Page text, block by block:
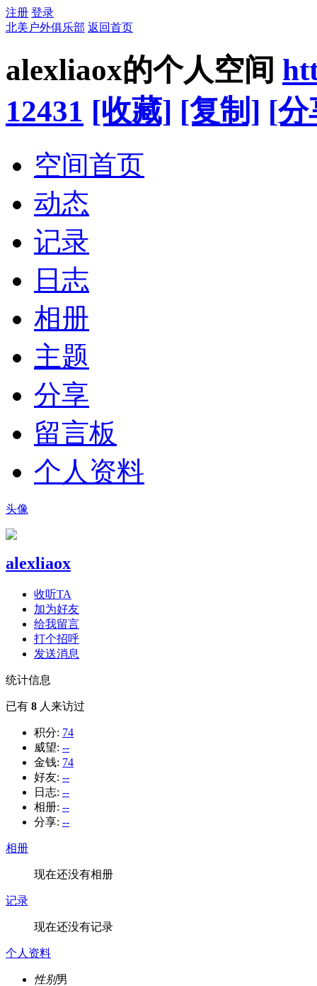
注册 登录
北美户外俱乐部 返回首页
alexliaox的个人空间
12431 [收藏] [复制] [分
空间首页
动态
记录
日志
相册
主题
分享
留言板
个人资料
头像
alexliaox
收听TA
加为好友
给我留言
打个招呼
发送消息
统计信息
已有 8 人来访过
积分: 74
威望: --
金钱: 74
好友: --
日志: --
相册: --
分享: --
相册
现在还没有相册
记录
现在还没有记录
个人资料
性别男